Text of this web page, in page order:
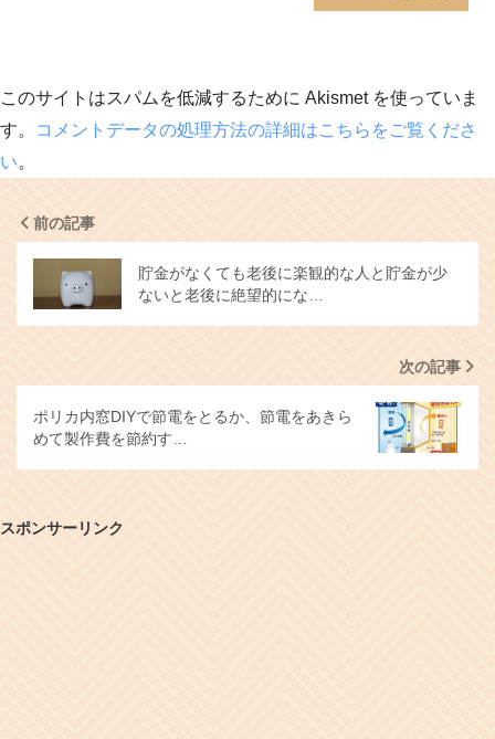
このサイトはスパムを低減するために Akismet を使っていま
す。
コメントデータの処理方法の詳細はこちらをご覧くださ
い。
前の記事
貯金がなくても老後に楽観的な人と貯金が少
ないと老後に絶望的にな…
次の記事
ポリカ内窓DIYで節電をとるか、節電をあきら
めて製作費を節約す…
スポンサーリンク